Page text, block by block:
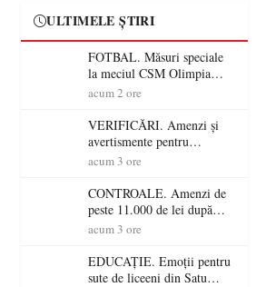
salva o pădure de la dezastru
ULTIMELE ȘTIRI
FOTBAL. Măsuri speciale
la meciul CSM Olimpia
Satu Mare – CSM Reșița!
avertismente clare pentru
suporteri
acum 2 ore
VERIFICĂRI. Amenzi și
avertismente pentru
crescătorii de animale din
controale în toate
gospodăriile și face apel la
respectarea legii
acum 3 ore
CONTROALE. Amenzi de
peste 11.000 de lei după
controalele DSVSA Satu
cantină, sancționate pentru
nereguli
acum 3 ore
EDUCAȚIE. Emoții pentru
sute de liceeni din Satu